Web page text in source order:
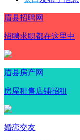
眉县招聘网
招聘求职都在这里中
眉县房产网
房屋租售店铺招租
婚恋交友